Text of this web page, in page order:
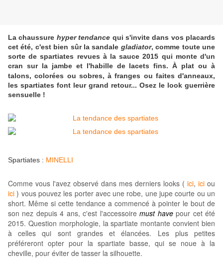
La chaussure hyper tendance qui s'invite dans vos placards
cet été, c'est bien sûr la sandale gladiator, comme toute une
sorte de spartiates revues à la sauce 2015 qui monte d'un
cran sur la jambe et l'habille de lacets fins. À plat ou à
talons,colorées ou sobres, à franges ou faites d'anneaux,
les spartiates font leur grand retour... Osez le look guerrière
sensuelle !
Spartiates : MINELLI
Comme vous l'avez observé dans mes derniers looks ( ici, ici ou
ici ) vous pouvez les porter avec une robe, une jupe courte ou un
short. Même si cette tendance a commencé à pointer le bout de
son nez depuis 4 ans, c'est l'accessoiremust havepour cet été
2015. Question morphologie, la spartiate montante convient bien
à celles qui sont grandes et élancées. Les plus petites
préféreront opter pour la spartiate basse, qui se noue à la
cheville, pour éviter de tasser la silhouette.